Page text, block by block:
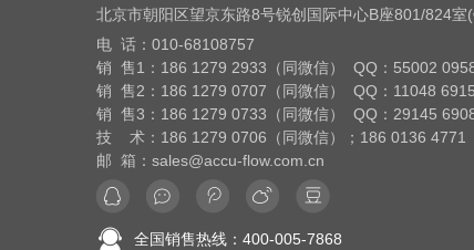
北京市朝阳区望京东路8号锐创国际中心B座801/824室(
电 话： 010-68108757
销 售1：186 1279 2933（同微信） QQ：55002
销 售2：186 1279 0707（同微信） QQ：11048
销 售3：186 1279 0733（同微信） QQ：29145
技 术：186 1279 0706（同微信）；186 0136 4771
邮 箱：sales@accu-flow.com.cn
全国销售热线：400-005-7868